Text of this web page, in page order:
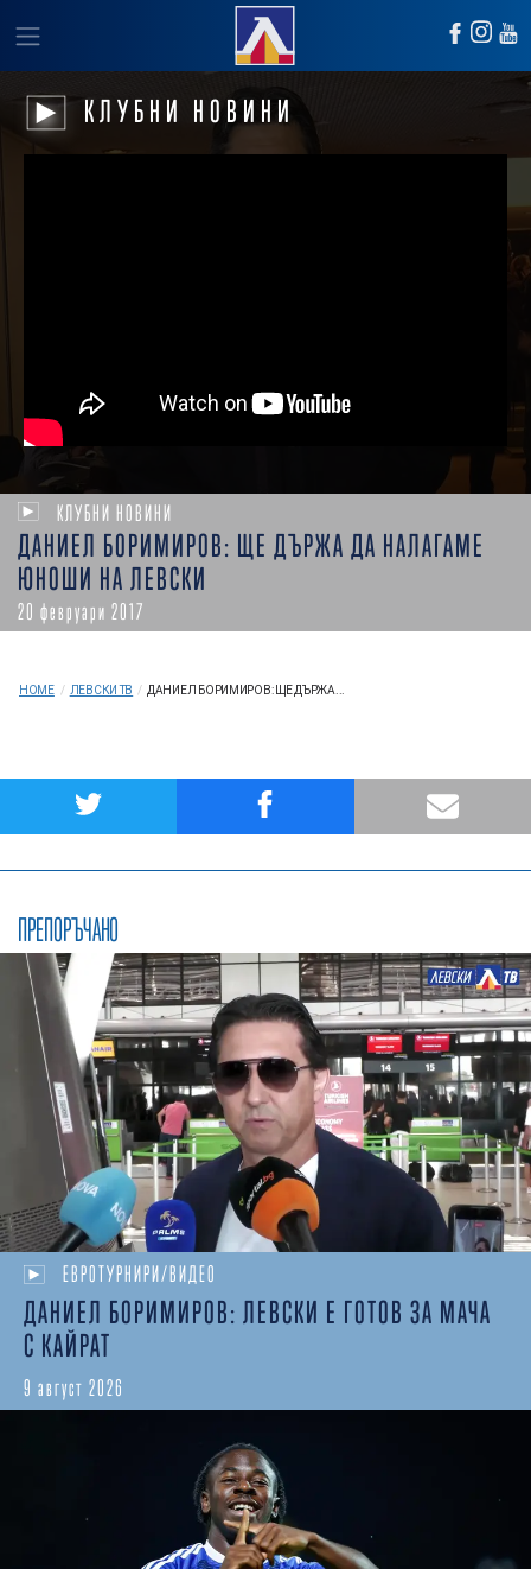
КЛУБНИ НОВИНИ
КЛУБНИ НОВИНИ
ДАНИЕЛ БОРИМИРОВ: ЩЕ ДЪРЖА ДА НАЛАГАМЕ
ЮНОШИ НА ЛЕВСКИ
20 февруари 2017
HOME / ЛЕВСКИ ТВ / ДАНИЕЛ БОРИМИРОВ: ЩЕ ДЪРЖА...
ПРЕПОРЪЧАНО
ЕВРОТУРНИРИ/ВИДЕО
ДАНИЕЛ БОРИМИРОВ: ЛЕВСКИ Е ГОТОВ ЗА МАЧА
С КАЙРАТ
9 август 2026